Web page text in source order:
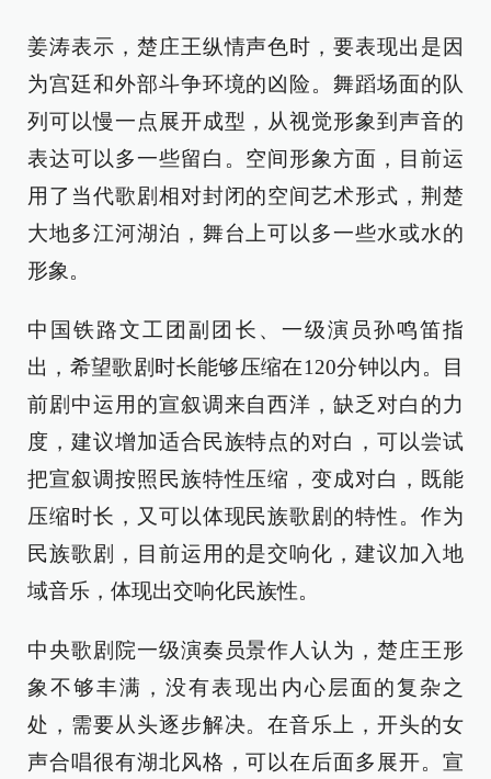
姜涛表示，楚庄王纵情声色时，要表现出是因
为宫廷和外部斗争环境的凶险。舞蹈场面的队
列可以慢一点展开成型，从视觉形象到声音的
表达可以多一些留白。空间形象方面，目前运
用了当代歌剧相对封闭的空间艺术形式，荆楚
大地多江河湖泊，舞台上可以多一些水或水的
形象。
中国铁路文工团副团长、一级演员孙鸣笛指
出，希望歌剧时长能够压缩在120分钟以内。目
前剧中运用的宣叙调来自西洋，缺乏对白的力
度，建议增加适合民族特点的对白，可以尝试
把宣叙调按照民族特性压缩，变成对白，既能
压缩时长，又可以体现民族歌剧的特性。作为
民族歌剧，目前运用的是交响化，建议加入地
域音乐，体现出交响化民族性。
中央歌剧院一级演奏员景作人认为，楚庄王形
象不够丰满，没有表现出内心层面的复杂之
处，需要从头逐步解决。在音乐上，开头的女
声合唱很有湖北风格，可以在后面多展开。宣